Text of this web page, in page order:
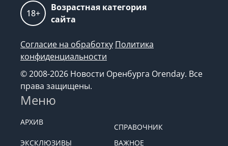
18+
Возрастная категория
сайта
Согласие на обработку Политика
конфиденциальности
© 2008-2026 Новости Оренбурга Orenday. Все
права защищены.
Меню
АРХИВ
СПРАВОЧНИК
ЭКСКЛЮЗИВЫ
ВАЖНОЕ